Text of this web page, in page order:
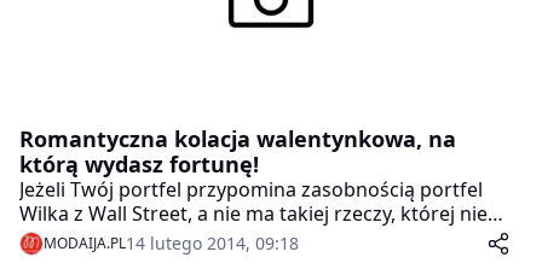
Romantyczna kolacja walentynkowa, na
którą wydasz fortunę!
Jeżeli Twój portfel przypomina zasobnością portfel
Wilka z Wall Street, a nie ma takiej rzeczy, której nie
zrobiłbyś – i to bez względu na cenę – dla swojej
ukochanej, mamy dla Ciebie świetną propozycję.
MODAIJA.PL14 lutego 2014, 09:18